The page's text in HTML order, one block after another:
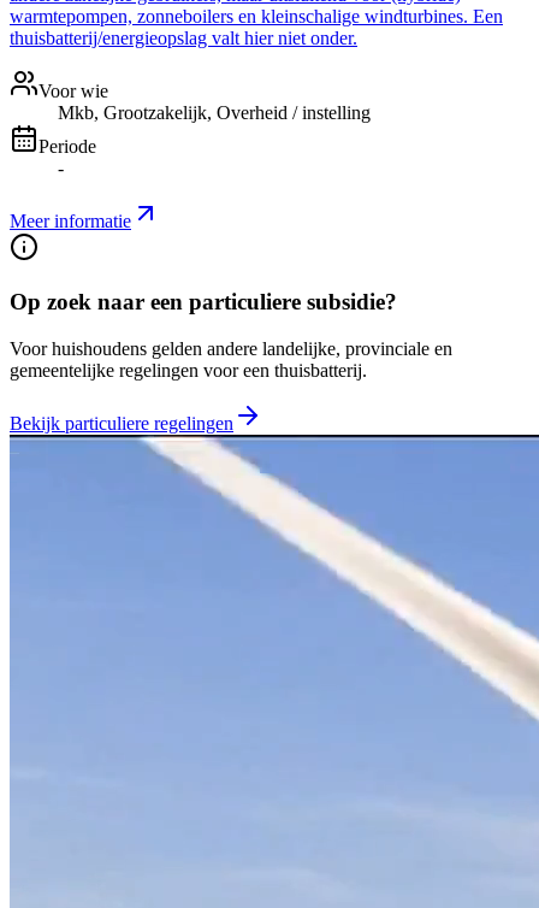
warmtepompen, zonneboilers en kleinschalige windturbines. Een
thuisbatterij/energieopslag valt hier niet onder.
Voor wie
Mkb, Grootzakelijk, Overheid / instelling
Periode
-
Meer informatie
Op zoek naar een particuliere subsidie?
Voor huishoudens gelden andere landelijke, provinciale en
gemeentelijke regelingen voor een thuisbatterij.
Bekijk particuliere regelingen